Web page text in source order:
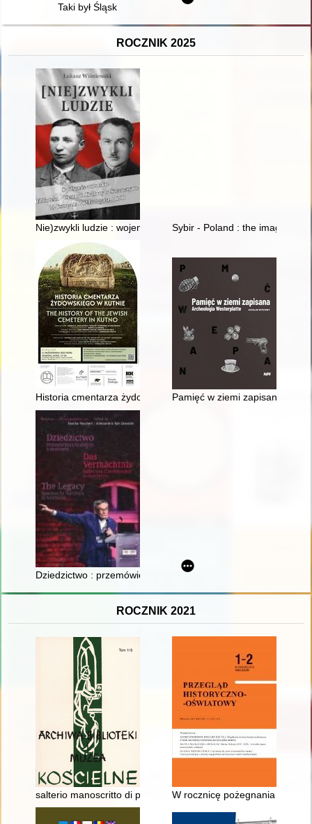
Taki był Śląsk
ROCZNIK 2025
Nie)zwykli ludzie : wojenne losy kawalerzysty Józefa
Sybir - Poland : the image of
Historia cmentarza żydowskiego w Kutnie = The history of the
Pamięć w ziemi zapisana :
Dziedzictwo : przemówienia Ocalałych z Auschwitz = Das
ROCZNIK 2021
salterio manoscritto di provenienza olivetana in Polonia
W rocznicę pożegnania